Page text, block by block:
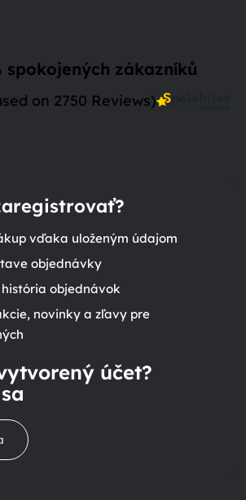
spokojených zákazníků
on 2750 Reviews)
vďaka uloženým údajom
objednávky
objednávok
novinky a zľavy pre
účet?